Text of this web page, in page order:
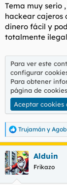
:
Tema muy serio
hackear cajeros
dinero fácil y
totalmente
Para ver este
configurar
Para obtener
página de cookies
Aceptar cookies
R
e
a
c
c
i
Trujamán y
Alduin
Frikazo